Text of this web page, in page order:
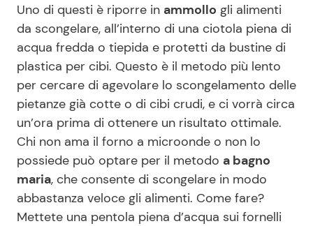
Privacy Policy
Uno di questi è riporre in ammollo gli alimenti
da scongelare, all’interno di una ciotola piena di
acqua fredda o tiepida e protetti da bustine di
plastica per cibi. Questo è il metodo più lento
per cercare di agevolare lo scongelamento delle
pietanze già cotte o di cibi crudi, e ci vorrà circa
un’ora prima di ottenere un risultato ottimale.
Chi non ama il forno a microonde o non lo
possiede può optare per il metodo a bagno
maria, che consente di scongelare in modo
abbastanza veloce gli alimenti. Come fare?
Mettete una pentola piena d’acqua sui fornelli